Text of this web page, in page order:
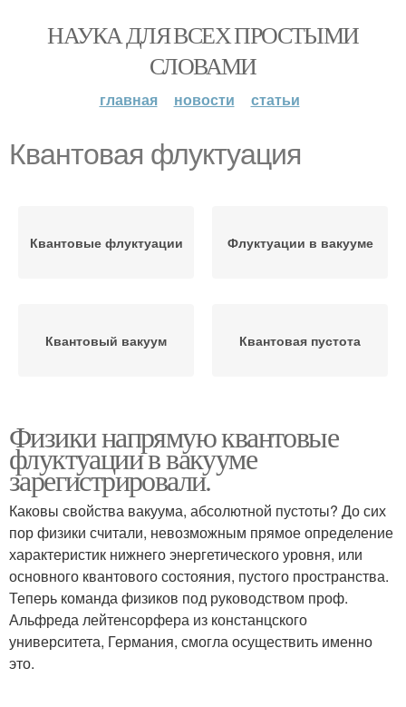
НАУКА ДЛЯ ВСЕХ ПРОСТЫМИ
СЛОВАМИ
главная новости статьи
Квантовая флуктуация
Квантовые флуктуации Флуктуации в вакууме
Квантовый вакуум Квантовая пустота
Физики напрямую квантовые
флуктуации в вакууме
зарегистрировали.
Каковы свойства вакуума, абсолютной пустоты? До сих
пор физики считали, невозможным прямое определение
характеристик нижнего энергетического уровня, или
основного квантового состояния, пустого пространства.
Теперь команда физиков под руководством проф.
Альфреда лейтенсорфера из констанцского
университета, Германия, смогла осуществить именно
это.